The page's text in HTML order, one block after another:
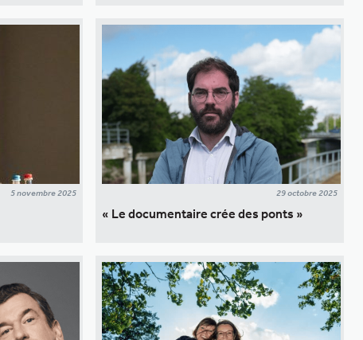
5 novembre 2025 29 octobre 2025
« Le documentaire crée des ponts »